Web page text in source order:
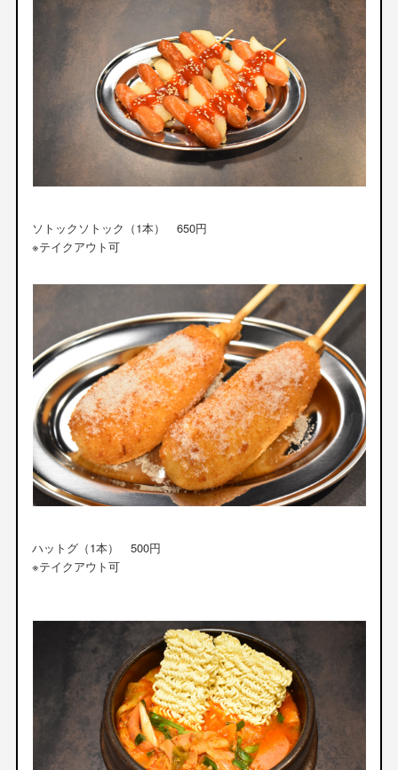
ソトックソトック（1本） 650円
※テイクアウト可
ハットグ（1本） 500円
※テイクアウト可